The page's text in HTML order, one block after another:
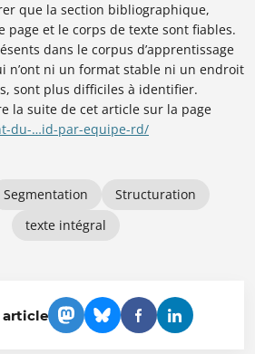
que la section bibliographique,
page et le corps de texte sont fiables.
dans le corpus d’apprentissage
n’ont ni un format stable ni un endroit
sont plus difficiles à identifier.
la suite de cet article sur la page
du-…id-par-equipe-rd/
Segmentation
Structuration
texte intégral
article